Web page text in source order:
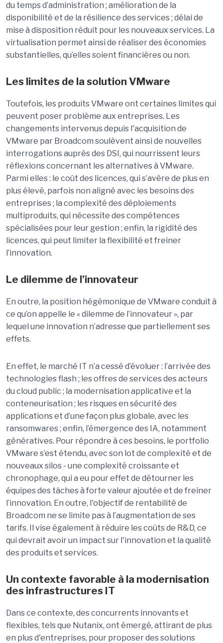
du temps d’administration ; amélioration de la
disponibilité et de la résilience des services ; délai de
mise à disposition réduit pour les nouveaux services. La
virtualisation permet ainsi de réaliser des économies
substantielles, qu’elles soient financières ou non.
Les limites de la solution VMware
Toutefois, les produits VMware ont certaines limites qui
peuvent poser problème aux entreprises. Les
changements intervenus depuis l'acquisition de
VMware par Broadcom soulèvent ainsi de nouvelles
interrogations auprès des DSI, qui nourrissent leurs
réflexions concernant les alternatives à VMware.
Parmi elles : le coût des licences, qui s’avère de plus en
plus élevé, parfois non aligné avec les besoins des
entreprises ; la complexité des déploiements
multiproduits, qui nécessite des compétences
spécialisées pour leur gestion ; enfin, la rigidité des
licences, qui peut limiter la flexibilité et freiner
l’innovation.
Le dilemme de l’innovateur
En outre, la position hégémonique de VMware conduit à
ce qu’on appelle le « dilemme de l’innovateur », par
lequel une innovation n’adresse que partiellement ses
effets.
En effet, le marché IT n’a cessé d’évoluer : l’arrivée des
technologies flash ; les offres de services des acteurs
du cloud public ; la modernisation applicative et la
conteneurisation ; les risques en sécurité des
applications et d’une façon plus globale, avec les
ransomwares ; enfin, l’émergence des IA, notamment
génératives. Pour répondre à ces besoins, le portfolio
VMware s’est étendu, avec son lot de complexité et de
nouveaux silos - une complexité croissante et
chronophage, qui a eu pour effet de détourner les
équipes des tâches à forte valeur ajoutée et de freiner
l’innovation. En outre, l'objectif de rentabilité de
Broadcom ne se limite pas à l’augmentation de ses
tarifs. Il vise également à réduire les coûts de R&D, ce
qui devrait avoir un impact sur l'innovation et la qualité
des produits et services.
Un contexte favorable à la modernisation
des infrastructures IT
Dans ce contexte, des concurrents innovants et
flexibles, tels que Nutanix, ont émergé, attirant de plus
en plus d'entreprises, pour proposer des solutions